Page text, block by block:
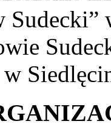
Sudecki”
w